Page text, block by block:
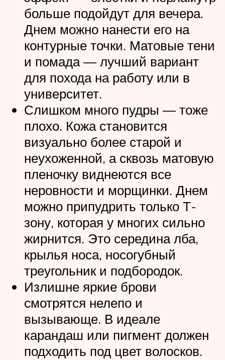
больше подойдут для вечера.
Днем можно нанести его на
контурные точки. Матовые тени
и помада — лучший вариант
для похода на работу или в
университет.
Слишком много пудры — тоже
плохо. Кожа становится
визуально более старой и
неухоженной, а сквозь матовую
пленочку виднеются все
неровности и морщинки. Днем
можно припудрить только Т-
зону, которая у многих сильно
жирнится. Это середина лба,
крылья носа, носогубный
треугольник и подбородок.
Излишне яркие брови
смотрятся нелепо и
вызывающе. В идеале
карандаш или пигмент должен
подходить под цвет волосков.